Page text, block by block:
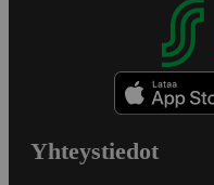
Yhteystiedot